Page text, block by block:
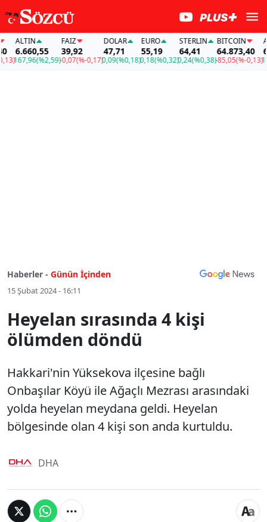
ALTIN
6.660,55
167,96(%2,59)
FAİZ
39,92
-0,07(%-0,17)
DOLAR
47,71
0,09(%0,18)
EURO
55,19
0,18(%0,32)
STERLIN
64,41
0,24(%0,38)
BITCOIN
64.873,40
-85,05(%-0,13)
Haberler - Günün İçinden
15 Şubat 2024 - 16:11
Heyelan sırasında 4 kişi
ölümden döndü
Hakkari'nin Yüksekova ilçesine bağlı
Onbaşılar Köyü ile Ağaçlı Mezrası arasındaki
yolda heyelan meydana geldi. Heyelan
bölgesinde olan 4 kişi son anda kurtuldu.
DHA